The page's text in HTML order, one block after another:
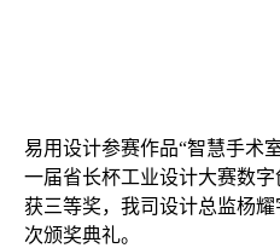
易用设计参赛作品“智慧手术
⼀届省⻓杯⼯业设计⼤赛数
获三等奖，我司设计总监杨
次颁奖典礼。